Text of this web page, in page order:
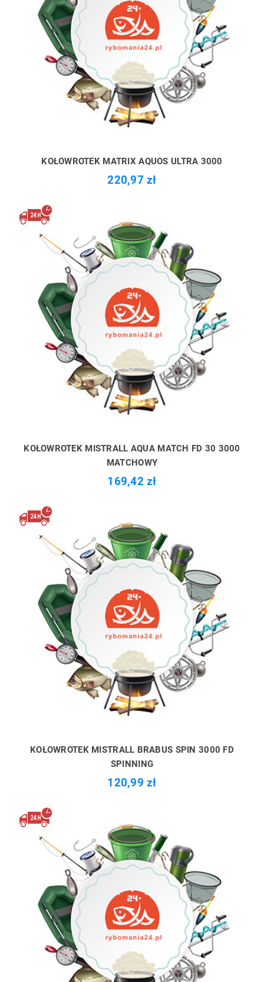
KOŁOWROTEK MATRIX AQUOS ULTRA 3000
220,97 zł
KOŁOWROTEK MISTRALL AQUA MATCH FD 30 3000
MATCHOWY
169,42 zł
KOŁOWROTEK MISTRALL BRABUS SPIN 3000 FD
SPINNING
120,99 zł